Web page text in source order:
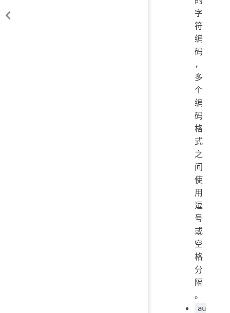
字
符
编
码
，
多
个
编
码
格
式
之
间
使
用
逗
号
或
空
格
分
隔
。
au